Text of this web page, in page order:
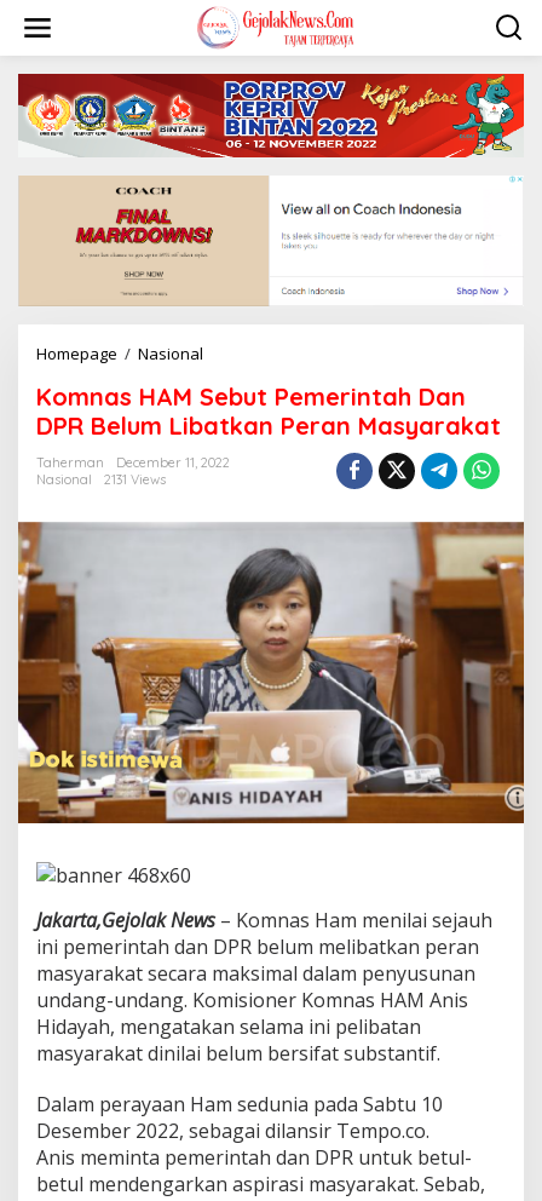
i
Homepage / Nasional
m
n
a
s
M
t
P
e
m
e
r
i
n
t
n
D
R
B
e
L
i
b
a
Komnas HAM Sebut Pemerintah Dan
DPR Belum Libatkan Peran Masyarakat
Taherman
December 11, 2022
Nasional
2131 Views
Jakarta,Gejolak News – Komnas Ham menilai sejauh
ini pemerintah dan DPR belum melibatkan peran
masyarakat secara maksimal dalam penyusunan
undang-undang. Komisioner Komnas HAM Anis
Hidayah, mengatakan selama ini pelibatan
masyarakat dinilai belum bersifat substantif.
Dalam perayaan Ham sedunia pada Sabtu 10
Desember 2022, sebagai dilansir Tempo.co.
Anis meminta pemerintah dan DPR untuk betul-
betul mendengarkan aspirasi masyarakat. Sebab,